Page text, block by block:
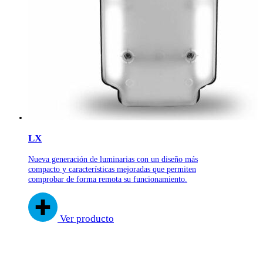
LX
Nueva generación de luminarias con un diseño más
compacto y características mejoradas que permiten
comprobar de forma remota su funcionamiento.
Ver producto